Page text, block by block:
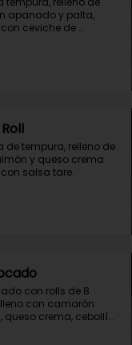
apanado y palta,
ceviche de
de tempura, relleno de
y queso crema
salsa tare.
con rolls de 8
con camarón
queso crema, cebollín